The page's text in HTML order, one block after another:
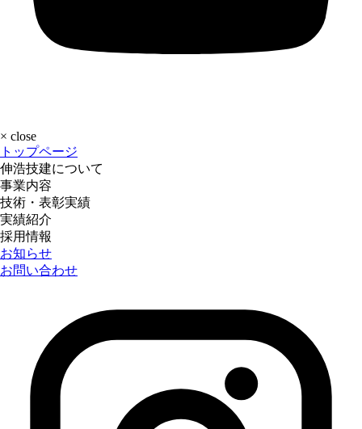
× close
トップページ
伸浩技建について
事業内容
技術・表彰実績
実績紹介
採用情報
お知らせ
お問い合わせ